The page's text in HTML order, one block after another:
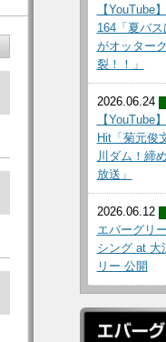
【YouTube
164「夏バ
がオッター
裂！！」
2026.06.24
【YouTube
Hit「菊元俊
川ダム！締
放送」
2026.06.12
エバーグリ
シング at 大
リー 公開